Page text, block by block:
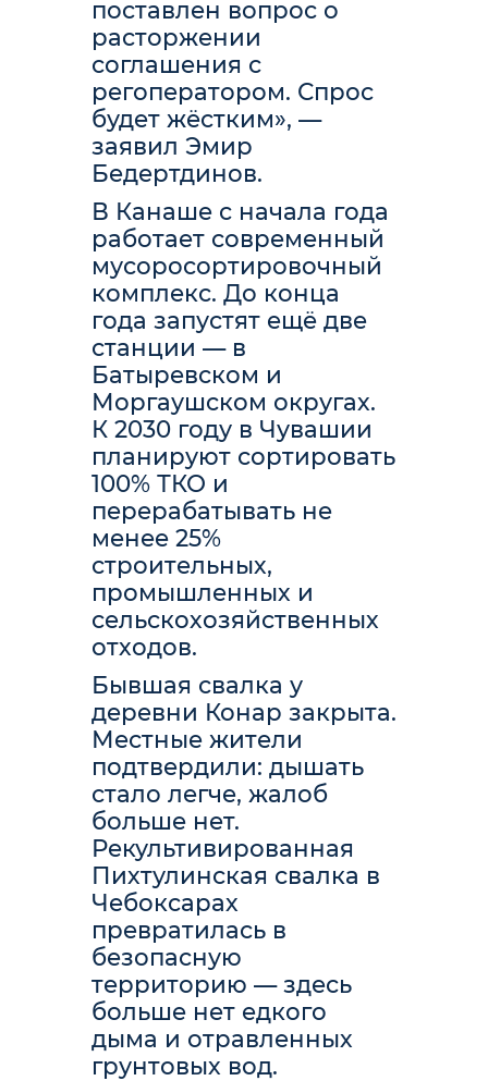
поставлен вопрос о
расторжении
соглашения с
регоператором. Спрос
будет жёстким», —
заявил Эмир
Бедертдинов.
В Канаше с начала года
работает современный
мусоросортировочный
комплекс. До конца
года запустят ещё две
станции — в
Батыревском и
Моргаушском округах.
К 2030 году в Чувашии
планируют сортировать
100% ТКО и
перерабатывать не
менее 25%
строительных,
промышленных и
сельскохозяйственных
отходов.
Бывшая свалка у
деревни Конар закрыта.
Местные жители
подтвердили: дышать
стало легче, жалоб
больше нет.
Рекультивированная
Пихтулинская свалка в
Чебоксарах
превратилась в
безопасную
территорию — здесь
больше нет едкого
дыма и отравленных
грунтовых вод.